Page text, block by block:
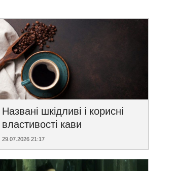
Названі шкідливі і корисні
властивості кави
29.07.2026 21:17